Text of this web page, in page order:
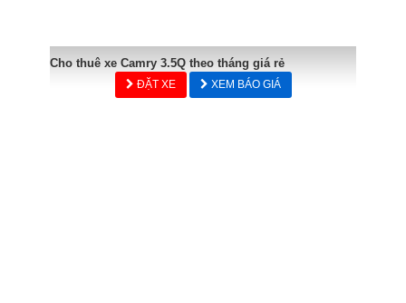
Cho thuê xe Camry 3.5Q theo tháng giá rẻ
ĐẶT XE XEM BÁO GIÁ